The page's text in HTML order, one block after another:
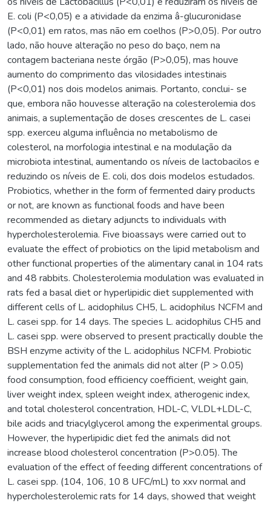
E. coli (P<0,05) e a atividade da enzima â-glucuronidase
(P<0,01) em ratos, mas não em coelhos (P>0,05). Por outro
lado, não houve alteração no peso do baço, nem na
contagem bacteriana neste órgão (P>0,05), mas houve
aumento do comprimento das vilosidades intestinais
(P<0,01) nos dois modelos animais. Portanto, conclui- se
que, embora não houvesse alteração na colesterolemia dos
animais, a suplementação de doses crescentes de L. casei
spp. exerceu alguma influência no metabolismo de
colesterol, na morfologia intestinal e na modulação da
microbiota intestinal, aumentando os níveis de lactobacilos e
reduzindo os níveis de E. coli, dos dois modelos estudados.
Probiotics, whether in the form of fermented dairy products
or not, are known as functional foods and have been
recommended as dietary adjuncts to individuals with
hypercholesterolemia. Five bioassays were carried out to
evaluate the effect of probiotics on the lipid metabolism and
other functional properties of the alimentary canal in 104 rats
and 48 rabbits. Cholesterolemia modulation was evaluated in
rats fed a basal diet or hyperlipidic diet supplemented with
different cells of L. acidophilus CH5, L. acidophilus NCFM and
L. casei spp. for 14 days. The species L. acidophilus CH5 and
L. casei spp. were observed to present practically double the
BSH enzyme activity of the L. acidophilus NCFM. Probiotic
supplementation fed the animals did not alter (P > 0.05)
food consumption, food efficiency coefficient, weight gain,
liver weight index, spleen weight index, atherogenic index,
and total cholesterol concentration, HDL-C, VLDL+LDL-C,
bile acids and triacylglycerol among the experimental groups.
However, the hyperlipidic diet fed the animals did not
increase blood cholesterol concentration (P>0.05). The
evaluation of the effect of feeding different concentrations of
L. casei spp. (104, 106, 10 8 UFC/mL) to xxv normal and
hypercholesterolemic rats for 14 days, showed that weight